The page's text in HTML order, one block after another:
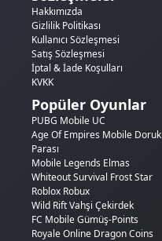
Hakkımızda
Gizlilik Politikası
Kullanıcı Sözleşmesi
Satış Sözleşmesi
İptal & İade Koşulları
KVKK
Popüler Oyunlar
PUBG Mobile UC
Age Of Empires Mobile Doruk
Parası
Mobile Legends Elmas
Whiteout Survival Frost Star
Roblox Robux
Wild Rift Vahşi Çekirdek
FC Mobile Gümüş-Points
Royale Online Dragon Coins